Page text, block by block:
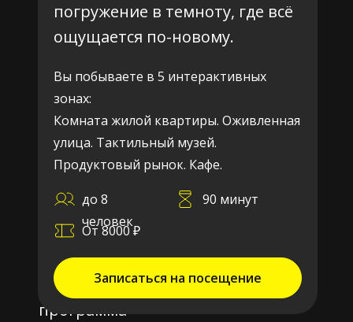
Школьная
программа
погружение в темноту, где всё
ощущается по-новому.
Записаться на посещение
Вы побываете в 5 интерактивных
зонах:
Комната жилой квартиры. Оживленная
улица. Тактильный музей.
Продуктовый рынок. Кафе.
до 8
человек
От 8000 ₽
90 минут